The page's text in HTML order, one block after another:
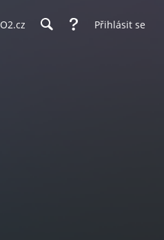
O2.cz Přihlásit se